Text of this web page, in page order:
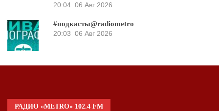
20:04 06 Авг 2026
#подкасты@radiometro
20:03 06 Авг 2026
РАДИО «METRO» 102.4 FM